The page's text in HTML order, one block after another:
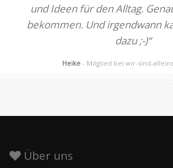
und Ideen für den Alltag.
bekommen. Und irgendwann
dazu ;-)“
Heike - Mitglied bei wir-sind-
Über uns